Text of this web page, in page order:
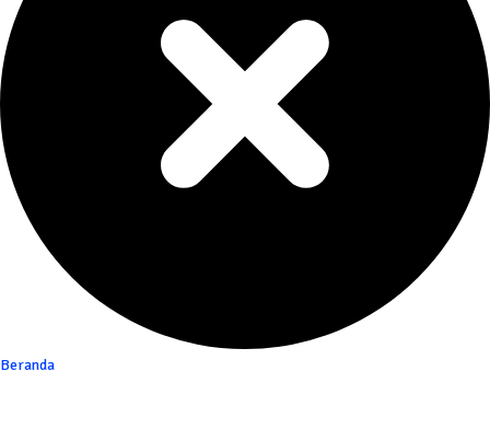
Beranda